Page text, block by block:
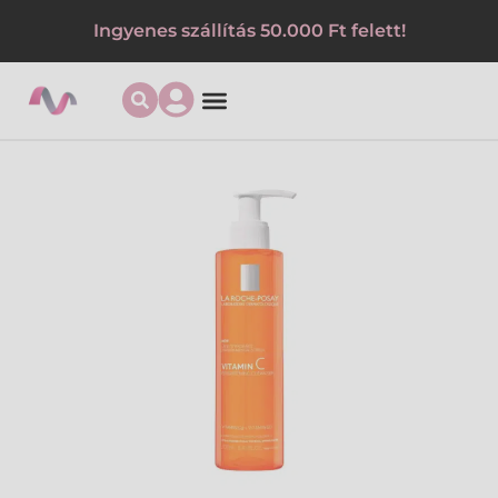
Ingyenes szállítás 50.000 Ft felett!